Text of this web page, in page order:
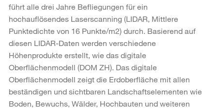
führt alle drei Jahre Befliegungen für ein
hochauflösendes Laserscanning (LIDAR, Mittlere
Punktedichte von 16 Punkte/m2) durch. Basierend auf
diesen LIDAR-Daten werden verschiedene
Höhenprodukte erstellt, wie das digitale
Oberflächenmodell (DOM ZH). Das digitale
Oberflächenmodell zeigt die Erdoberfläche mit allen
beständigen und sichtbaren Landschaftselementen wie
Boden, Bewuchs, Wälder, Hochbauten und weiteren